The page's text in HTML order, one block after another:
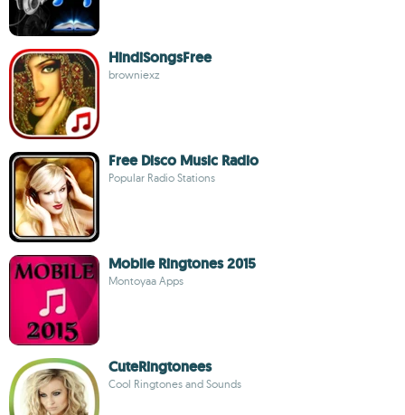
HindiSongsFree
browniexz
Free Disco Music Radio
Popular Radio Stations
Mobile Ringtones 2015
Montoyaa Apps
CuteRingtonees
Cool Ringtones and Sounds